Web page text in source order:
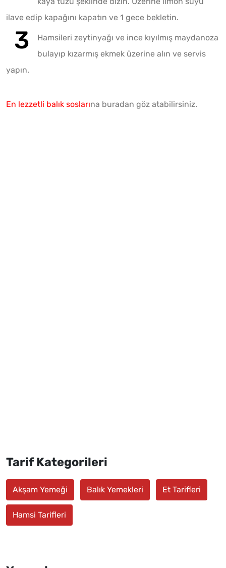
ilave edip kapağını kapatın ve 1 gece bekletin.
Hamsileri zeytinyağı ve ince kıyılmış maydanoza
bulayıp kızarmış ekmek üzerine alın ve servis
yapın.
En lezzetli balık soslarına buradan göz atabilirsiniz.
Tarif Kategorileri
Akşam Yemeği Balık Yemekleri Et Tarifleri
Hamsi Tarifleri